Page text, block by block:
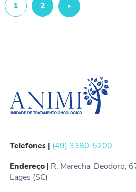
1 2
Próximo
Telefones | (49) 3380-5200
Endereço | R. Marechal Deodoro,
Lages (SC)